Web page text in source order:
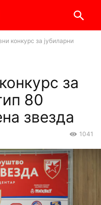
конкурс за јубиларни
за
80
звезда
1041